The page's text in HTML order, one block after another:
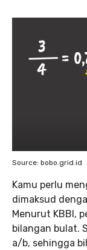
Source: bobo.grid.id
Kamu perlu
dimaksud
Menurut KBBI,
bilangan bulat.
a/b, sehingga